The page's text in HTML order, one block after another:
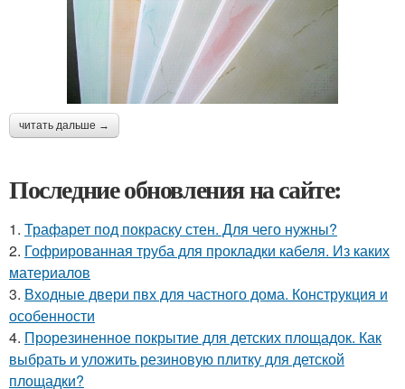
читать дальше →
Последние обновления на сайте:
1. Трафарет под покраску стен. Для чего нужны?
2. Гофрированная труба для прокладки кабеля. Из каких
материалов
3. Входные двери пвх для частного дома. Конструкция и
особенности
4. Прорезиненное покрытие для детских площадок. Как
выбрать и уложить резиновую плитку для детской
площадки?